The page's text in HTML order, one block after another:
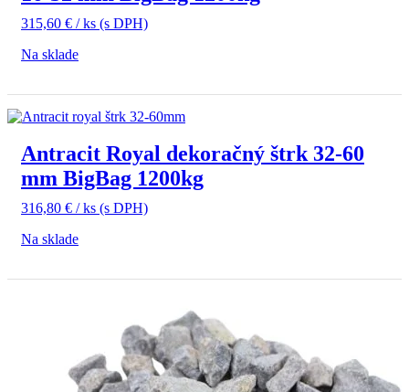
315,60 € / ks (s DPH)
Na sklade
Antracit Royal dekoračný štrk 32-60
mm BigBag 1200kg
316,80 € / ks (s DPH)
Na sklade